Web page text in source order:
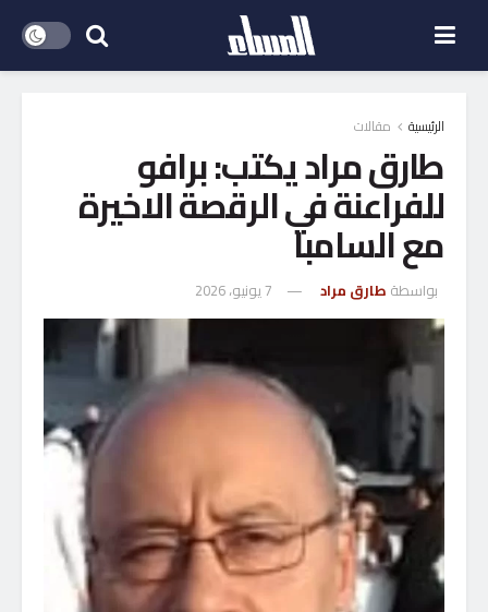
الرئيسية مقالات
طارق مراد يكتب: برافو
للفراعنة في الرقصة الاخيرة
مع السامبا
بواسطة طارق مراد 7 يونيو، 2026